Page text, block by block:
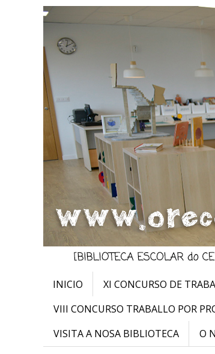
INICIO XI CONCURSO DE
VIII CONCURSO TRABALLO POR
VISITA A NOSA BIBLIOTECA
O